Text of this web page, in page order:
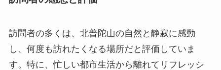
訪問者の多くは、北普陀山の自然と静寂に感動
し、何度も訪れたくなる場所だと評価していま
す。特に、忙しい都市生活から離れてリフレッシ